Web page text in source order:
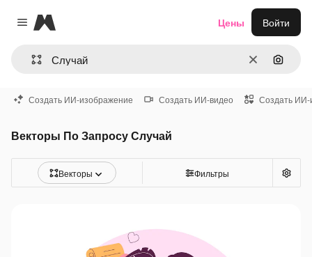
Close menu
Magnific
ОчиститьПоиск
Цены Войти
Создать ИИ-изображение Создать ИИ-видео Создать ИИ-
Векторы По Запросу Случай
Векторы Фильтры